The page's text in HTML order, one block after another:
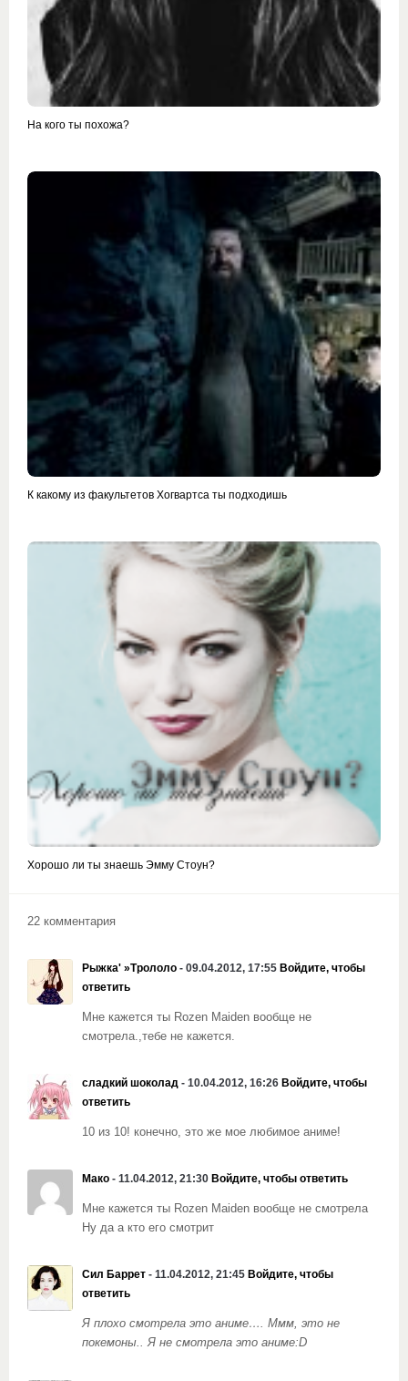
На кого ты похожа?
К какому из факультетов Хогвартса ты подходишь
Хорошо ли ты знаешь Эмму Стоун?
22 комментария
Рыжка' »Трололо - 09.04.2012, 17:55 Войдите, чтобы
ответить
Мне кажется ты Rozen Maiden вообще не
смотрела.,тебе не кажется.
сладкий шоколад - 10.04.2012, 16:26 Войдите, чтобы
ответить
10 из 10! конечно, это же мое любимое аниме!
Мако - 11.04.2012, 21:30 Войдите, чтобы ответить
Мне кажется ты Rozen Maiden вообще не смотрела
Ну да а кто его смотрит
Сил Баррет - 11.04.2012, 21:45 Войдите, чтобы
ответить
Я плохо смотрела это аниме…. Ммм, это не
покемоны.. Я не смотрела это аниме:D